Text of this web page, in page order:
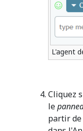
L'agent
Cliquez
le
partir de